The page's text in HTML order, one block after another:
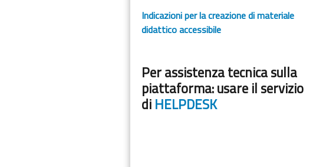
Indicazioni per la creazione di materiale
didattico accessibile
Per assistenza tecnica sulla
piattaforma: usare il servizio
di HELPDESK